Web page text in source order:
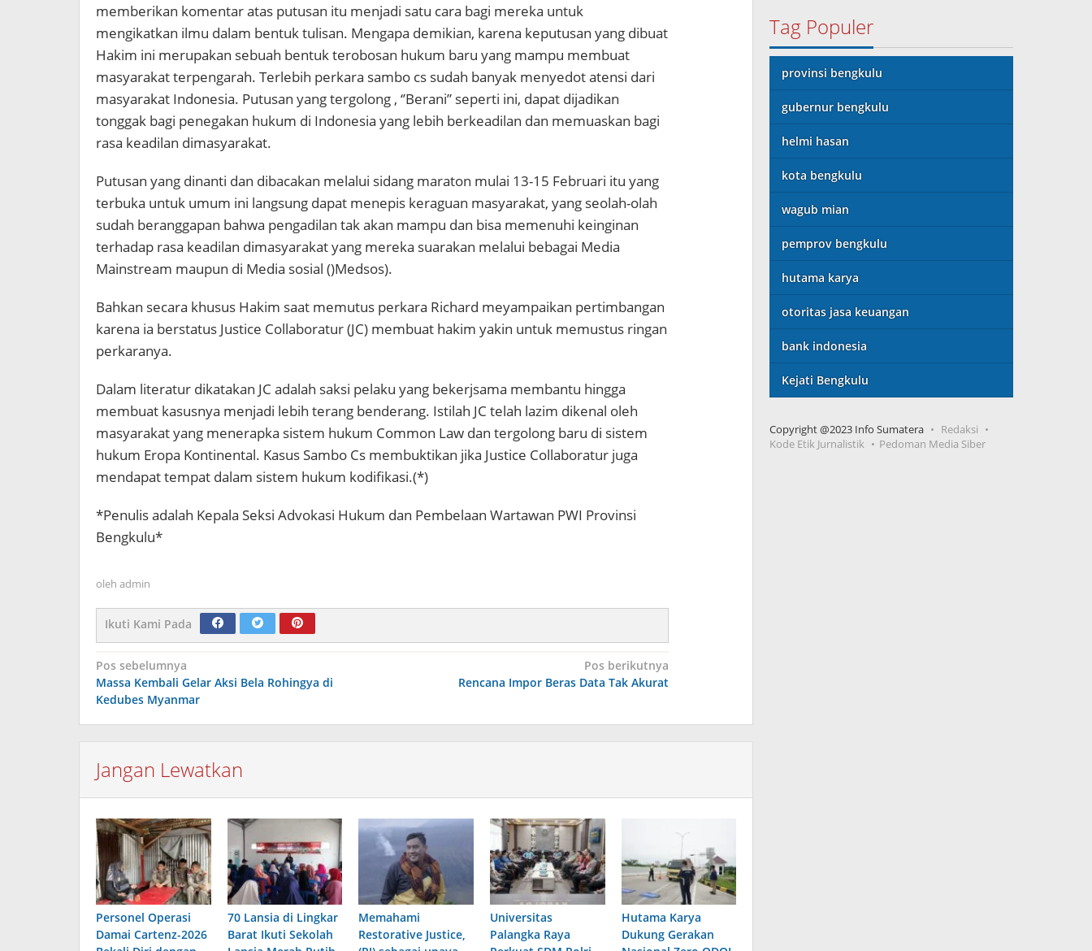
memberikan komentar atas putusan itu menjadi satu cara bagi mereka untuk
mengikatkan ilmu dalam bentuk tulisan. Mengapa demikian, karena keputusan yang dibuat
Hakim ini merupakan sebuah bentuk terobosan hukum baru yang mampu membuat
masyarakat terpengarah. Terlebih perkara sambo cs sudah banyak menyedot atensi dari
masyarakat Indonesia. Putusan yang tergolong , ‘’Berani” seperti ini, dapat dijadikan
tonggak bagi penegakan hukum di Indonesia yang lebih berkeadilan dan memuaskan bagi
rasa keadilan dimasyarakat.
Putusan yang dinanti dan dibacakan melalui sidang maraton mulai 13-15 Februari itu yang
terbuka untuk umum ini langsung dapat menepis keraguan masyarakat, yang seolah-olah
sudah beranggapan bahwa pengadilan tak akan mampu dan bisa memenuhi keinginan
terhadap rasa keadilan dimasyarakat yang mereka suarakan melalui bebagai Media
Mainstream maupun di Media sosial ()Medsos).
Bahkan secara khusus Hakim saat memutus perkara Richard meyampaikan pertimbangan
karena ia berstatus Justice Collaboratur (JC) membuat hakim yakin untuk memustus ringan
perkaranya.
Dalam literatur dikatakan JC adalah saksi pelaku yang bekerjsama membantu hingga
membuat kasusnya menjadi lebih terang benderang. Istilah JC telah lazim dikenal oleh
masyarakat yang menerapka sistem hukum Common Law dan tergolong baru di sistem
hukum Eropa Kontinental. Kasus Sambo Cs membuktikan jika Justice Collaboratur juga
mendapat tempat dalam sistem hukum kodifikasi.(*)
*Penulis adalah Kepala Seksi Advokasi Hukum dan Pembelaan Wartawan PWI Provinsi
Bengkulu*
oleh admin
Ikuti Kami Pada
Navigasi
pos
Pos sebelumnya
Massa Kembali Gelar Aksi Bela Rohingya di
Kedubes Myanmar
Pos berikutnya
Rencana Impor Beras Data Tak Akurat
Jangan Lewatkan
Personel Operasi
Damai Cartenz-2026
70 Lansia di Lingkar
Barat Ikuti Sekolah
Memahami
Restorative Justice,
Universitas
Palangka Raya
Hutama Karya
Dukung Gerakan
Tag Populer
provinsi bengkulu
gubernur bengkulu
helmi hasan
kota bengkulu
wagub mian
pemprov bengkulu
hutama karya
otoritas jasa keuangan
bank indonesia
Kejati Bengkulu
Copyright @2023 Info Sumatera
Redaksi
Kode Etik Jurnalistik
Pedoman Media Siber